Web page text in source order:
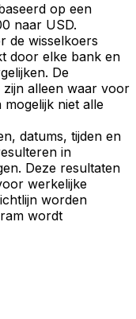
op een
naar USD.
de wisselkoers
door elke bank en
De
alleen waar voor
niet alle
datums, tijden en
in
Deze resultaten
werkelijke
worden
wordt